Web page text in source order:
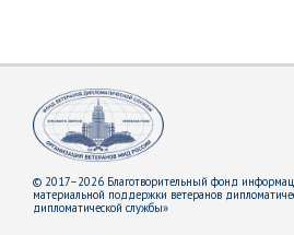
© 2017–2026 Благотворительный фонд
материальной поддержки ветеранов
дипломатической службы»